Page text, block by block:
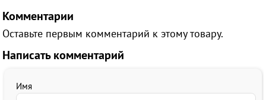
Комментарии
Оставьте первым комментарий к этому товару.
Написать комментарий
Имя